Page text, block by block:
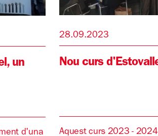
un
d'una
28.09.2023
Nou curs
Aquest curs 2023 -